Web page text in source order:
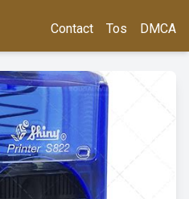
Contact Tos DMCA